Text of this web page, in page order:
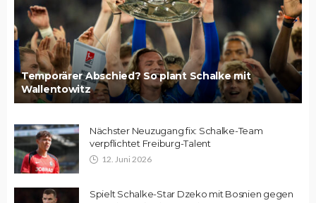
Temporärer Abschied? So plant Schalke mit
Wallentowitz
Nächster Neuzugang fix: Schalke-Team
verpflichtet Freiburg-Talent
12. Juni 2026
Spielt Schalke-Star Dzeko mit Bosnien gegen